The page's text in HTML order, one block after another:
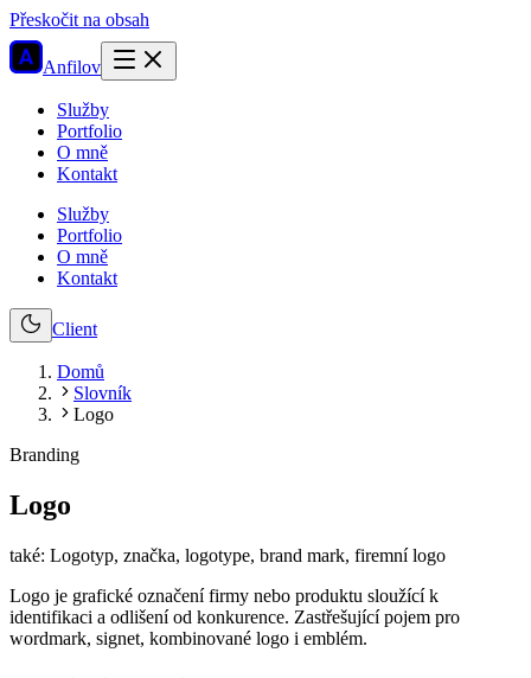
Přeskočit na obsah
Anfilov
Služby
Portfolio
O mně
Kontakt
Služby
Portfolio
O mně
Kontakt
Client
Domů
Slovník
Logo
Branding
Logo
také: Logotyp, značka, logotype, brand mark, firemní logo
Logo je grafické označení firmy nebo produktu sloužící k
identifikaci a odlišení od konkurence. Zastřešující pojem pro
wordmark, signet, kombinované logo i emblém.